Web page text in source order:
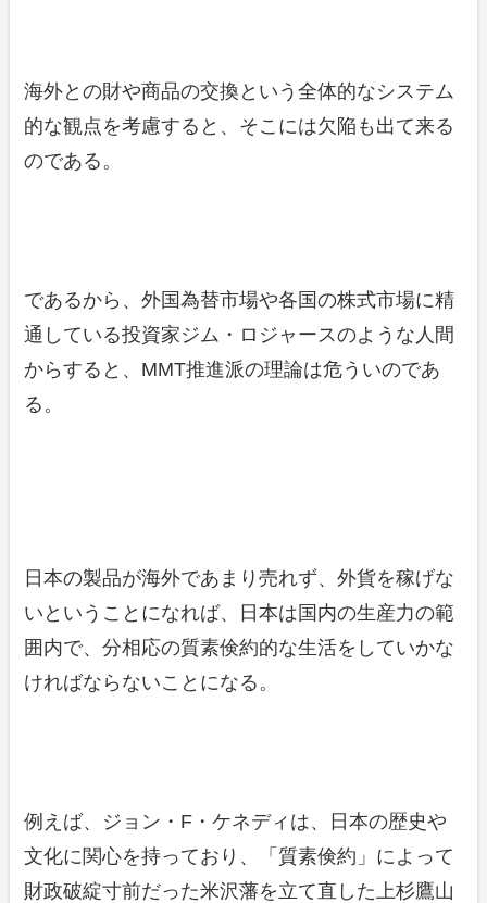
海外との財や商品の交換という全体的なシステム
的な観点を考慮すると、そこには欠陥も出て来る
のである。
であるから、外国為替市場や各国の株式市場に精
通している投資家ジム・ロジャースのような人間
からすると、MMT推進派の理論は危ういのであ
る。
日本の製品が海外であまり売れず、外貨を稼げな
いということになれば、日本は国内の生産力の範
囲内で、分相応の質素倹約的な生活をしていかな
ければならないことになる。
例えば、ジョン・F・ケネディは、日本の歴史や
文化に関心を持っており、「質素倹約」によって
財政破綻寸前だった米沢藩を立て直した上杉鷹山